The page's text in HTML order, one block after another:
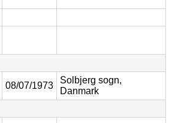
08/07/1973
Solbjerg sogn,
Danmark